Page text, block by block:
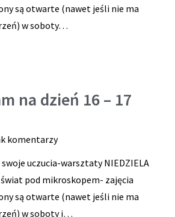
są otwarte (nawet jeśli nie ma
w soboty…
na dzień 16 – 17
komentarzy
swoje uczucia-warsztaty NIEDZIELA
pod mikroskopem- zajęcia
są otwarte (nawet jeśli nie ma
w soboty i…